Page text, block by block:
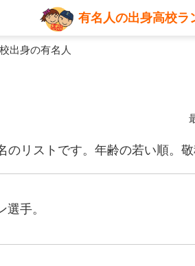
有名人の出身高校ラ
出身の有名人
リストです。年齢の若い順。敬
手。